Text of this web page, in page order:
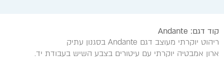
קוד דגם: Andante
ריהוט יוקרתי מעוצב דגם Andante בסגנון עתיק
ארון אמבטיה יוקרתי עם עיטורים בצבע השיש בעבודת יד.